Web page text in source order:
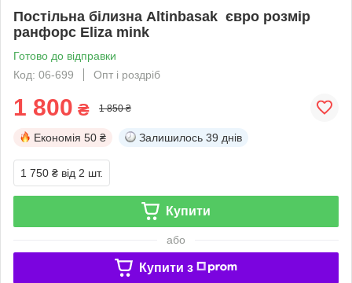
Постільна білизна Altinbasak євро розмір
ранфорс Eliza mink
Готово до відправки
Код: 06-699
Опт і роздріб
1 800 ₴ 1 850 ₴
Економія 50 ₴ Залишилось 39 днів
1 750 ₴ від 2 шт.
Купити
або
Купити з